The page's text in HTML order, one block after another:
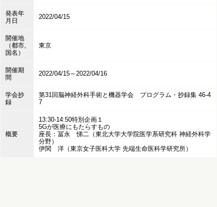
発表年
月日
2022/04/15
開催地
（都市,
国名）
東京
開催期
間
2022/04/15～2022/04/16
学会抄
録
第31回脳神経外科手術と機器学会 プログラム・抄録集 46-4
7
概要
13:30-14:50特別企画１
5Gが医療にもたらすもの
座長：冨永 悌二（東北大学大学院医学系研究科 神経外科学
分野）
伊関 洋（東京女子医科大学 先端生命医科学研究所）